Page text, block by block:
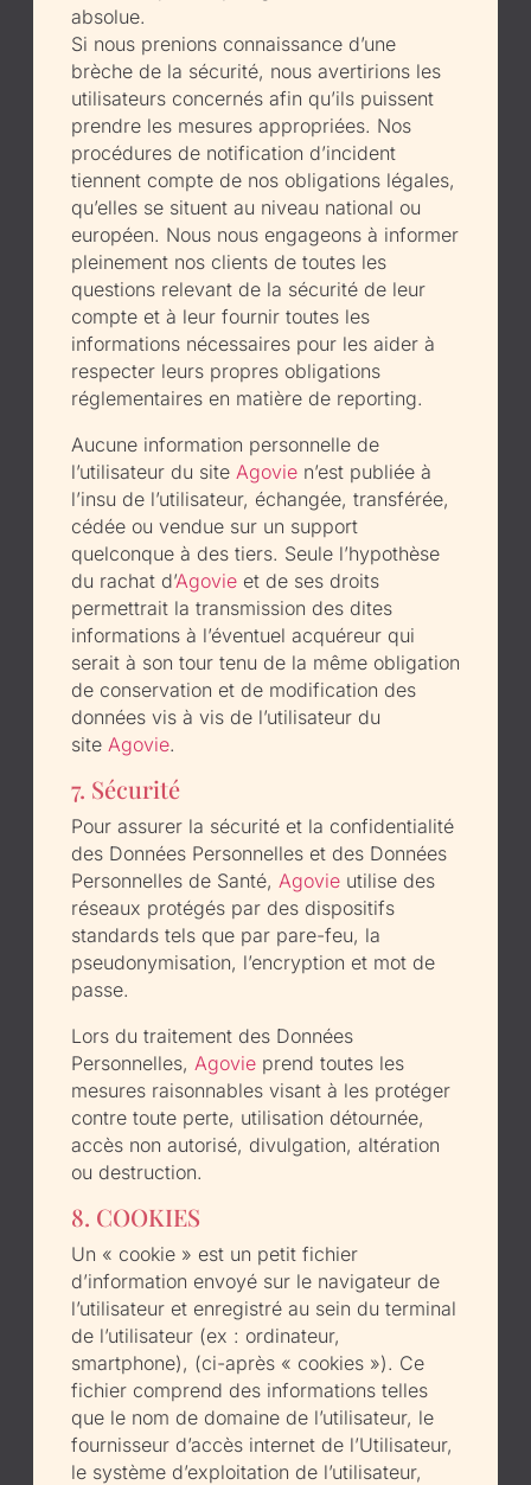
absolue.
Si nous prenions connaissance d’une
brèche de la sécurité, nous avertirions les
utilisateurs concernés afin qu’ils puissent
prendre les mesures appropriées. Nos
procédures de notification d’incident
tiennent compte de nos obligations légales,
qu’elles se situent au niveau national ou
européen. Nous nous engageons à informer
pleinement nos clients de toutes les
questions relevant de la sécurité de leur
compte et à leur fournir toutes les
informations nécessaires pour les aider à
respecter leurs propres obligations
réglementaires en matière de reporting.
Aucune information personnelle de
l’utilisateur du site Agovie n’est publiée à
l’insu de l’utilisateur, échangée, transférée,
cédée ou vendue sur un support
quelconque à des tiers. Seule l’hypothèse
du rachat d’Agovie et de ses droits
permettrait la transmission des dites
informations à l’éventuel acquéreur qui
serait à son tour tenu de la même obligation
de conservation et de modification des
données vis à vis de l’utilisateur du
site Agovie.
7. Sécurité
Pour assurer la sécurité et la confidentialité
des Données Personnelles et des Données
Personnelles de Santé, Agovie utilise des
réseaux protégés par des dispositifs
standards tels que par pare-feu, la
pseudonymisation, l’encryption et mot de
passe.
Lors du traitement des Données
Personnelles, Agovie prend toutes les
mesures raisonnables visant à les protéger
contre toute perte, utilisation détournée,
accès non autorisé, divulgation, altération
ou destruction.
8. COOKIES
Un « cookie » est un petit fichier
d’information envoyé sur le navigateur de
l’utilisateur et enregistré au sein du terminal
de l’utilisateur (ex : ordinateur,
smartphone), (ci-après « cookies »). Ce
fichier comprend des informations telles
que le nom de domaine de l’utilisateur, le
fournisseur d’accès internet de l’Utilisateur,
le système d’exploitation de l’utilisateur,